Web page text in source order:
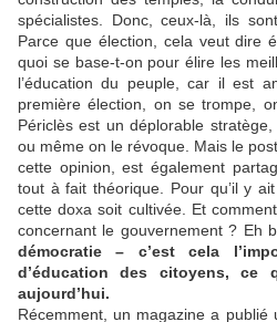
spécialistes. Donc, ceux-là, ils
Parce que élection, cela veut dire
quoi se base-t-on pour élire les
l’éducation du peuple, car il est
première élection, on se trompe,
Périclès est un déplorable
ou même on le révoque. Mais le
cette opinion, est également
tout à fait théorique. Pour qu’il y
cette doxa soit cultivée. Et
concernant le gouvernement ? Eh
démocratie – c’est cela
d’éducation des citoyens, ce
aujourd’hui.
Récemment, un magazine a publié